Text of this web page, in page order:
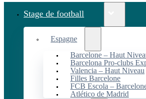
Stage de football
Espagne
Barcelone – Haut
Barcelona Pro-clubs
Valencia – Haut Niveau
Filles Barcelone
FCB Escola –
Atlético de Madrid